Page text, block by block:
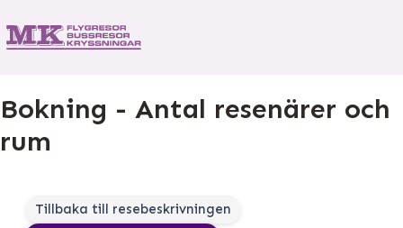
Bokning - Antal resenärer och
rum
Tillbaka till resebeskrivningen